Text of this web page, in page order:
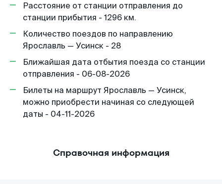
Расстояние от станции отправления до
станции прибытия - 1296 км.
Количество поездов по направлению
Ярославль — Усинск - 28
Ближайшая дата отбытия поезда со станции
отправления - 06-08-2026
Билеты на маршрут Ярославль — Усинск,
можно приобрести начиная со следующей
даты - 04-11-2026
Справочная информация